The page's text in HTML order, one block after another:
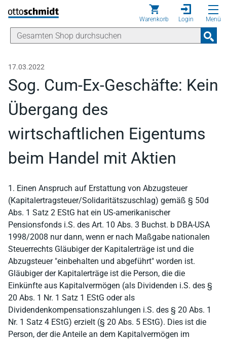
Direkt zum Inhalt
Warenkorb Login Menü
17.03.2022
Sog. Cum-Ex-Geschäfte: Kein
Übergang des
wirtschaftlichen Eigentums
beim Handel mit Aktien
1. Einen Anspruch auf Erstattung von Abzugsteuer
(Kapitalertragsteuer/Solidaritätszuschlag) gemäß § 50d
Abs. 1 Satz 2 EStG hat ein US-amerikanischer
Pensionsfonds i.S. des Art. 10 Abs. 3 Buchst. b DBA-USA
1998/2008 nur dann, wenn er nach Maßgabe nationalen
Steuerrechts Gläubiger der Kapitalerträge ist und die
Abzugsteuer "einbehalten und abgeführt" worden ist.
Gläubiger der Kapitalerträge ist die Person, die die
Einkünfte aus Kapitalvermögen (als Dividenden i.S. des §
20 Abs. 1 Nr. 1 Satz 1 EStG oder als
Dividendenkompensationszahlungen i.S. des § 20 Abs. 1
Nr. 1 Satz 4 EStG) erzielt (§ 20 Abs. 5 EStG). Dies ist die
Person, der die Anteile an dem Kapitalvermögen im